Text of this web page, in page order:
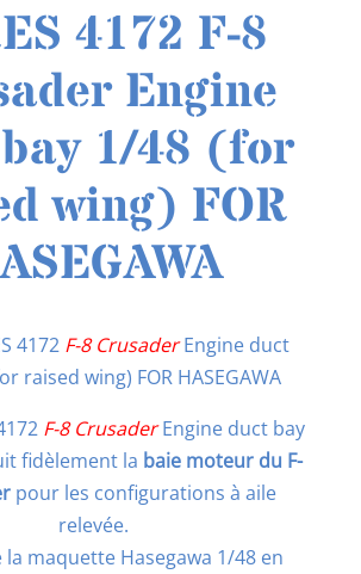
4172 F-8
Engine
1/48 (for
wing) FOR
4172 F-8 CrusaderEngine duct
raised wing) FOR HASEGAWA
F-8 CrusaderEngine duct bay
fidèlement la baie moteur du F-
pour les configurations à aile
relevée.
maquette Hasegawa 1/48 en